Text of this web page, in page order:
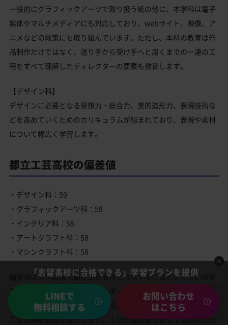
一般的にグラフィックアーツで取り扱う紙の他に、本学科は電子
媒体やマルチメディアにも対応しており、webサイト、映像、ア
ニメなどの政策にも取り組んでいます。ただし、本科の教育は作
品制作だけではなく、送り手から受け手へと届くまでの一連の工
程をすべて理解したディレクターの要素も教育します。
【デザイン科】
デザインに必要となる発想力・総合力、美的造形力、表現技術な
どを高めていくためのカリキュラムが組まれており、表現や素材
について幅広く学習します。
都立工芸高校の偏差値
・デザイン科：59
・グラフィックアーツ科：59
・インテリア科：58
・アートクラフト科：58
・マシンクラフト科：58
偏差値は入学試験で都立工芸高校に合格するにはどのくらいの学
力レベルが必要かといったボーダーラインの目安としてお考えく
ださい。その年度の都立工芸高校の入試の倍率や問題内容によっ
ても合格難易度は変わります。上記の偏差値を都立工芸高校入試
「志望高校に合格できる」学習プランを提供
LINEで
無料相談する
お問い合わせ
はこちら